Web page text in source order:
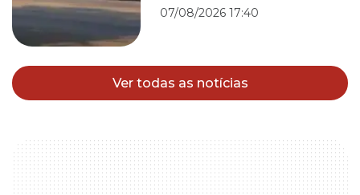
07/08/2026 17:40
Ver todas as notícias